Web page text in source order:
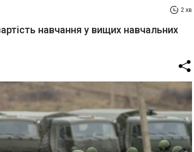
2 хв
навчання у вищих навчальних